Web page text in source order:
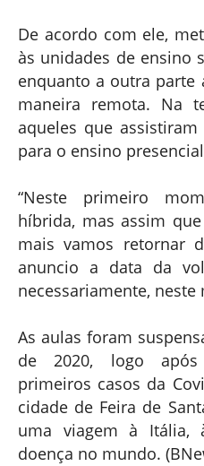
De acordo com ele,
às unidades de ensino
enquanto a outra parte
maneira remota. Na
aqueles que
para o ensino
“Neste primeiro
híbrida, mas assim
mais vamos retornar
anuncio a data da
necessariamente, neste
As aulas foram
de 2020, logo
primeiros casos da
cidade de Feira de
uma viagem à Itália,
doença no mundo.